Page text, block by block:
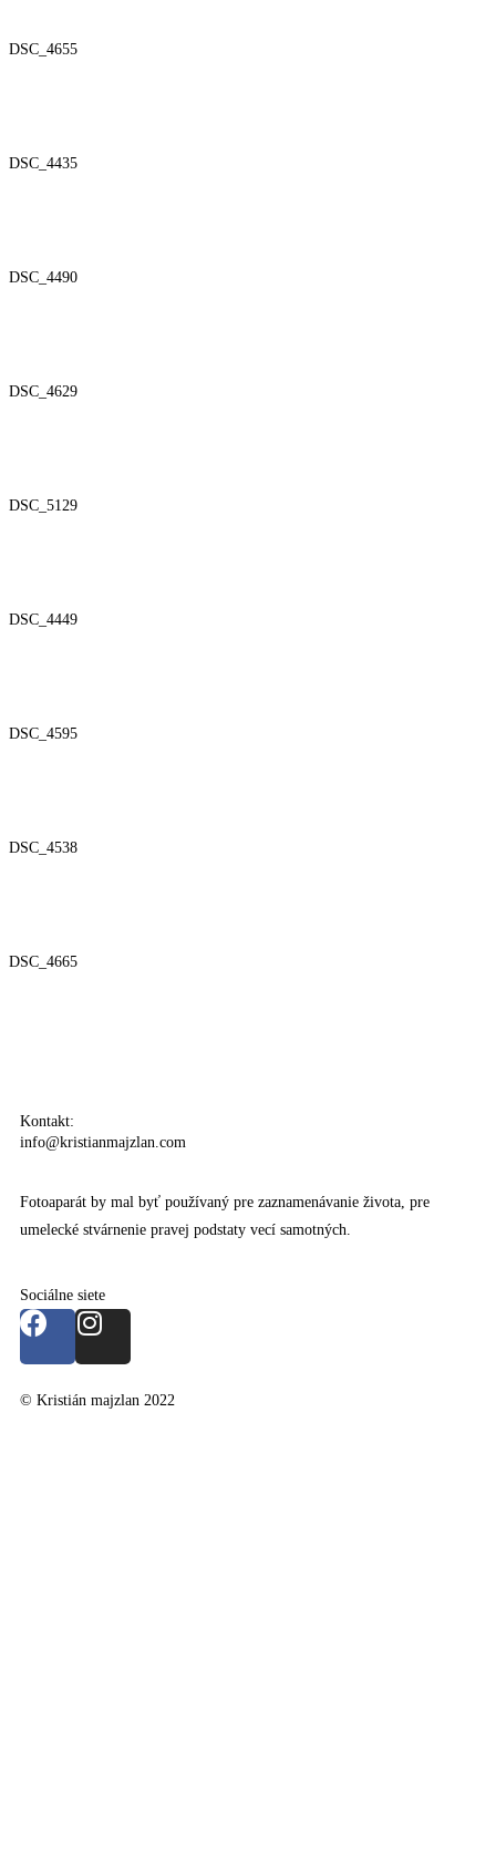
DSC_4655
DSC_4435
DSC_4490
DSC_4629
DSC_5129
DSC_4449
DSC_4595
DSC_4538
DSC_4665
Kontakt:
info@kristianmajzlan.com
Fotoaparát by mal byť používaný pre zaznamenávanie života, pre
umelecké stvárnenie pravej podstaty vecí samotných.
Sociálne siete
© Kristián majzlan 2022